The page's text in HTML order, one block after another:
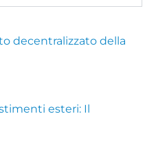
decentralizzato della
esteri: Il